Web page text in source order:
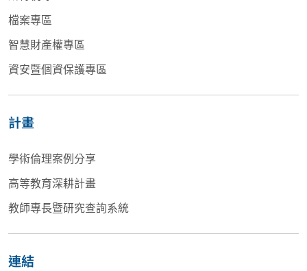
檔案專區
智慧財產權專區
資安暨個資保護專區
計畫
學術倫理案例分享
高等教育深耕計畫
教師專長暨研究查詢系統
連結